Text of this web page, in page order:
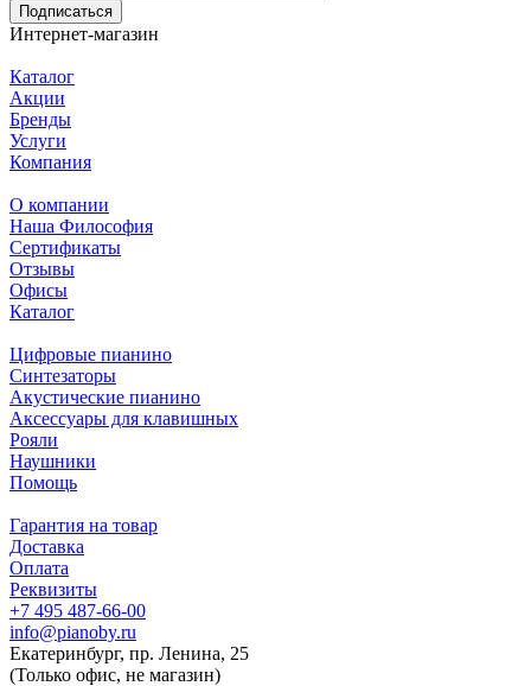
Подписаться
Интернет-магазин
Каталог
Акции
Бренды
Услуги
Компания
О компании
Наша Философия
Сертификаты
Отзывы
Офисы
Каталог
Цифровые пианино
Синтезаторы
Акустические пианино
Аксессуары для клавишных
Рояли
Наушники
Помощь
Гарантия на товар
Доставка
Оплата
Реквизиты
+7 495 487-66-00
info@pianoby.ru
Екатеринбург, пр. Ленина, 25
(Только офис, не магазин)